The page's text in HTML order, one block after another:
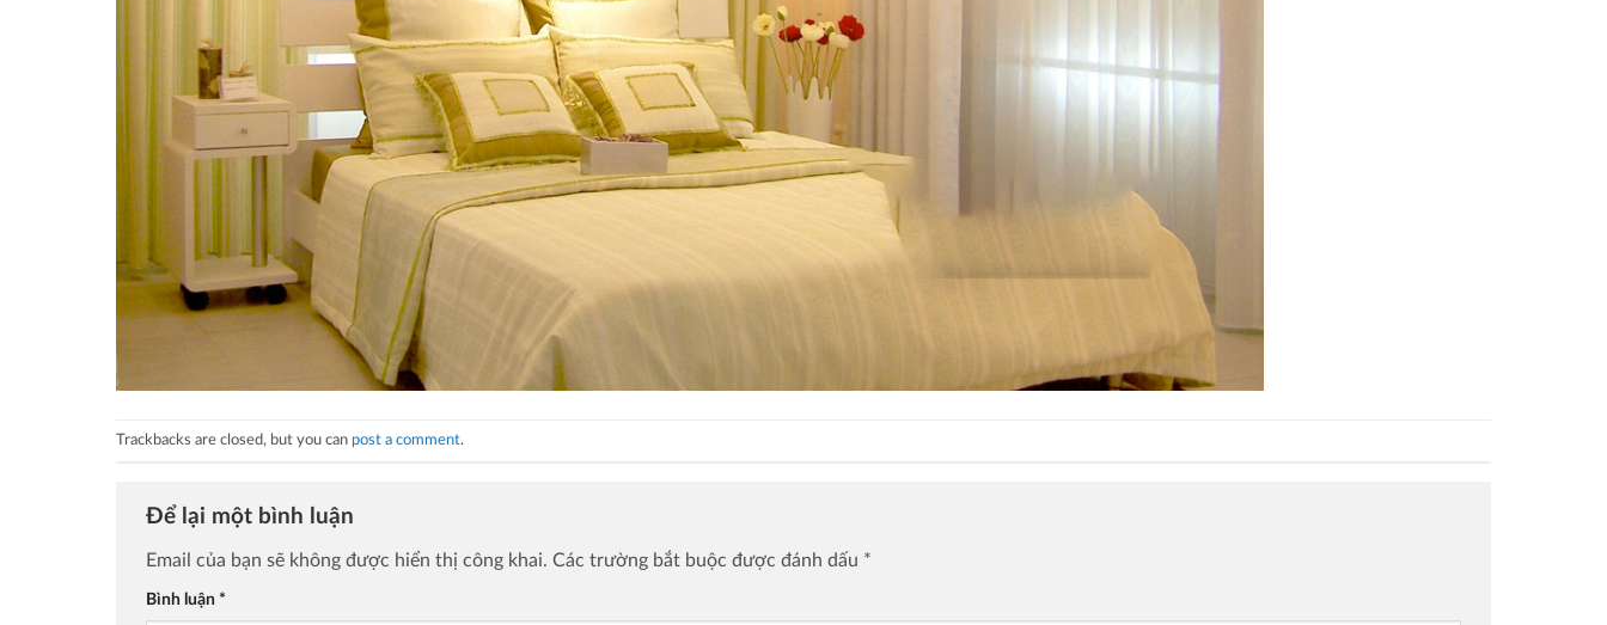
Trackbacks are closed, but you can post a comment.
Để lại một bình luận
Email của bạn sẽ không được hiển thị công khai. Các trường bắt buộc được đánh dấu *
Bình luận *